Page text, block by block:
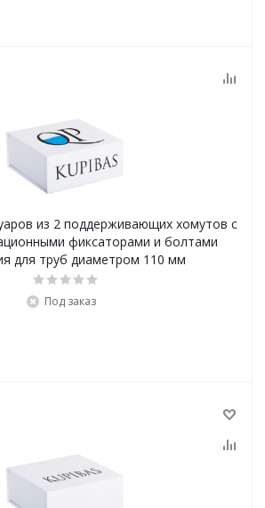
из 2 поддерживающих хомутов с
фиксаторами и болтами
для труб диаметром 110 мм
Под заказ